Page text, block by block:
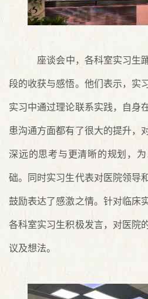
座谈会中，各科室实习生
段的收获与感悟。他们表示，实
实习中通过理论联系实践，自身
患沟通方面都有了很大的提升，
深远的思考与更清晰的规划，
础。同时实习生代表对医院领导
鼓励表达了感激之情。针对临床
各科室实习生积极发言，对医院
议及想法。